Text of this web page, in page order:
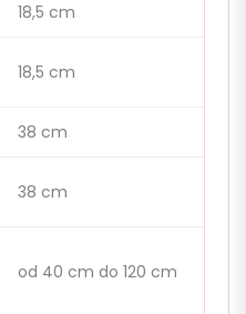
18,5 cm
18,5 cm
38 cm
38 cm
od 40 cm do 120 cm